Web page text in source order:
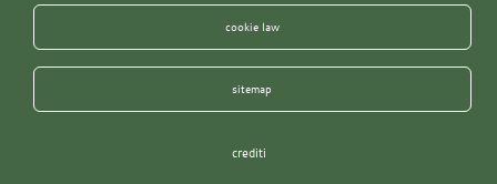
cookie law
sitemap
crediti